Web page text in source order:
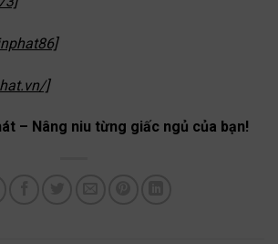
]
– Nâng niu từng giấc ngủ của bạn!